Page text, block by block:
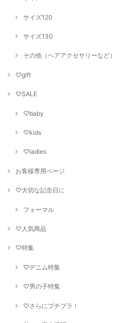
サイズ120
サイズ130
その他（ヘアアクセサリーなど）
♡gift
♡SALE
♡baby
♡kids
♡ladies
お客様専用ページ
♡大切な記念日に
フォーマル
♡人気商品
♡特集
♡デニム特集
♡男の子特集
♡さらにプチプラ！